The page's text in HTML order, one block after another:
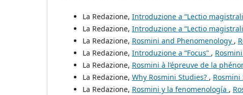
La Redazione, Introduzione a “Lectio
La Redazione, Introduzione a “Lectio
La Redazione, Rosmini and Phenomenology ,
La Redazione, Introduzione a “Focus” ,
La Redazione, Rosmini à l’épreuve de la
La Redazione, Why Rosmini Studies? , Rosmini
La Redazione, Rosmini y la fenomenología ,